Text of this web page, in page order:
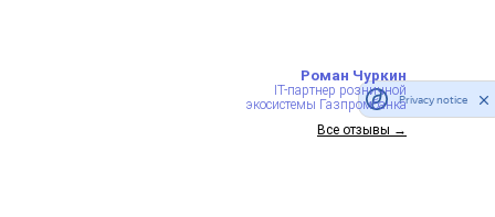
Роман Чуркин
IT-партнер розничной
экосистемы Газпромбанка
Все отзывы →
Privacy notice